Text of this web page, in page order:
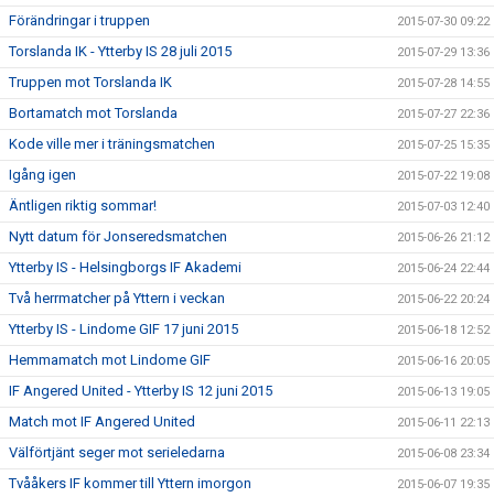
Förändringar i truppen 2015-07-30 09:22
Torslanda IK - Ytterby IS 28 juli 2015 2015-07-29 13:36
Truppen mot Torslanda IK 2015-07-28 14:55
Bortamatch mot Torslanda 2015-07-27 22:36
Kode ville mer i träningsmatchen 2015-07-25 15:35
Igång igen 2015-07-22 19:08
Äntligen riktig sommar! 2015-07-03 12:40
Nytt datum för Jonseredsmatchen 2015-06-26 21:12
Ytterby IS - Helsingborgs IF Akademi 2015-06-24 22:44
Två herrmatcher på Yttern i veckan 2015-06-22 20:24
Ytterby IS - Lindome GIF 17 juni 2015 2015-06-18 12:52
Hemmamatch mot Lindome GIF 2015-06-16 20:05
IF Angered United - Ytterby IS 12 juni 2015 2015-06-13 19:05
Match mot IF Angered United 2015-06-11 22:13
Välförtjänt seger mot serieledarna 2015-06-08 23:34
Tvååkers IF kommer till Yttern imorgon 2015-06-07 19:35